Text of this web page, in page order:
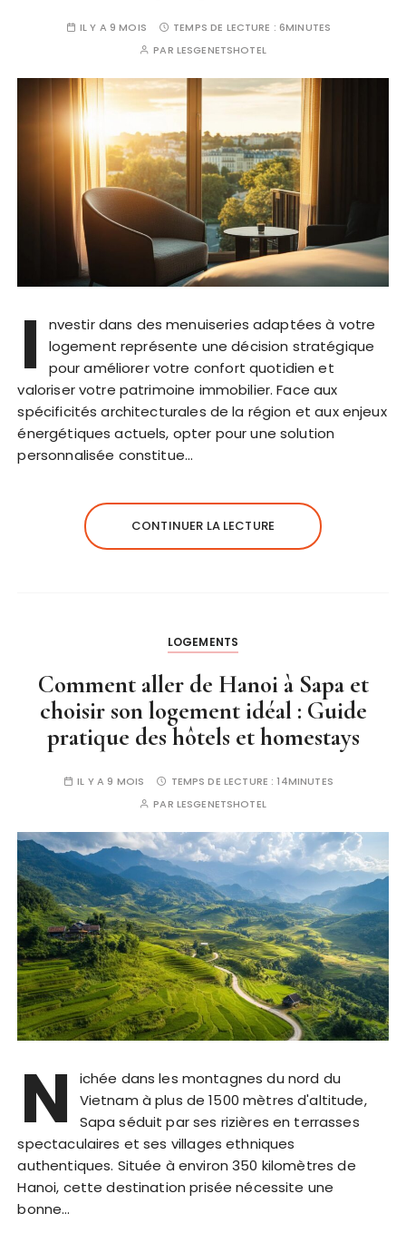
IL Y A 9 MOIS TEMPS DE LECTURE :6MINUTES
PAR LESGENETSHOTEL
I
nvestir dans des menuiseries adaptées à votre
logement représente une décision stratégique
pour améliorer votre confort quotidien et
valoriser votre patrimoine immobilier. Face aux
spécificités architecturales de la région et aux enjeux
énergétiques actuels, opter pour une solution
personnalisée constitue…
CONTINUER LA LECTURE
LOGEMENTS
Comment aller de Hanoi à Sapa et
choisir son logement idéal : Guide
pratique des hôtels et homestays
IL Y A 9 MOIS TEMPS DE LECTURE :14MINUTES
PAR LESGENETSHOTEL
N
ichée dans les montagnes du nord du
Vietnam à plus de 1500 mètres d'altitude,
Sapa séduit par ses rizières en terrasses
spectaculaires et ses villages ethniques
authentiques. Située à environ 350 kilomètres de
Hanoi, cette destination prisée nécessite une
bonne…